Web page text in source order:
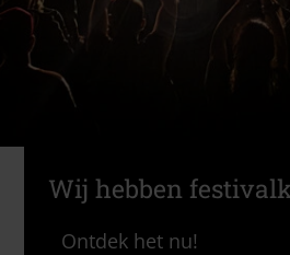
Wij hebben
Ontdek het nu!